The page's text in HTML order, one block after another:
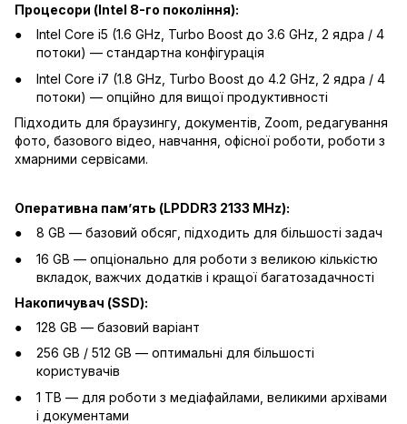
Процесори (Intel 8-го покоління):
Intel Core i5 (1.6 GHz, Turbo Boost до 3.6 GHz, 2 ядра / 4
потоки) — стандартна конфігурація
Intel Core i7 (1.8 GHz, Turbo Boost до 4.2 GHz, 2 ядра / 4
потоки) — опційно для вищої продуктивності
Підходить для браузингу, документів, Zoom, редагування
фото, базового відео, навчання, офісної роботи, роботи з
хмарними сервісами.
Оперативна памʼять (LPDDR3 2133 MHz):
8 GB — базовий обсяг, підходить для більшості задач
16 GB — опціонально для роботи з великою кількістю
вкладок, важчих додатків і кращої багатозадачності
Накопичувач (SSD):
128 GB — базовий варіант
256 GB / 512 GB — оптимальні для більшості
користувачів
1 TB — для роботи з медіафайлами, великими архівами
і документами